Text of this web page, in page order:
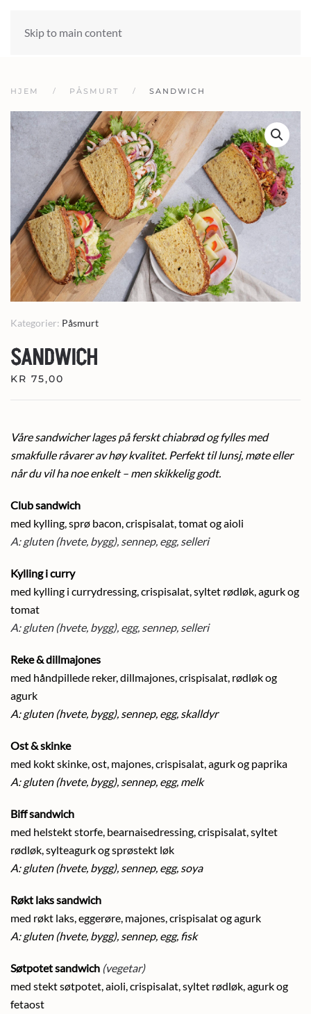
Skip to main content
HJEM PÅSMURT SANDWICH
Kategorier: Påsmurt
SANDWICH
KR 75,00
Våre sandwicher lages på ferskt chiabrød og fylles med
smakfulle råvarer av høy kvalitet. Perfekt til lunsj, møte eller
når du vil ha noe enkelt – men skikkelig godt.
Club sandwich
med kylling, sprø bacon, crispisalat, tomat og aioli
A:gluten (hvete, bygg), sennep, egg, selleri
Kylling i curry
med kylling i currydressing, crispisalat, syltet rødløk, agurk og
tomat
A: gluten (hvete, bygg), egg, sennep, selleri
Reke & dillmajones
med håndpillede reker, dillmajones, crispisalat, rødløk og
agurk
A: gluten (hvete, bygg), sennep, egg, skalldyr
Ost & skinke
med kokt skinke, ost, majones, crispisalat, agurk og paprika
A: gluten (hvete, bygg), sennep, egg, melk
Biff sandwich
med helstekt storfe, bearnaisedressing, crispisalat, syltet
rødløk, sylteagurk og sprøstekt løk
A: gluten (hvete, bygg), sennep, egg, soya
Røkt laks sandwich
med røkt laks, eggerøre, majones, crispisalat og agurk
A: gluten (hvete, bygg), sennep, egg, fisk
Søtpotet sandwich (vegetar)
med stekt søtpotet, aioli, crispisalat, syltet rødløk, agurk og
fetaost